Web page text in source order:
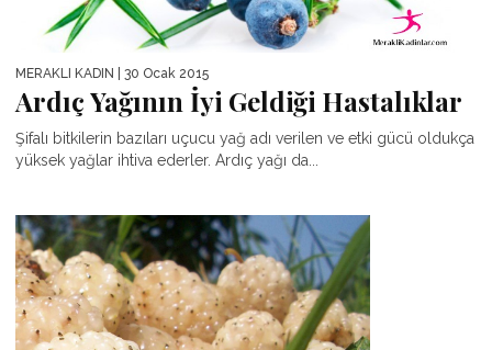
MERAKLI KADIN | 30 Ocak 2015
Ardıç Yağının İyi Geldiği Hastalıklar
Şifalı bitkilerin bazıları uçucu yağ adı verilen ve etki gücü oldukça
yüksek yağlar ihtiva ederler. Ardıç yağı da...